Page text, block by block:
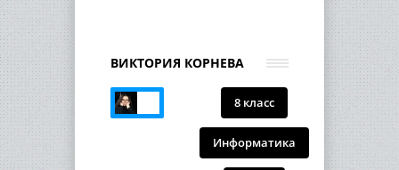
ВИКТОРИЯ КОРНЕВА
8 класс
Информатика